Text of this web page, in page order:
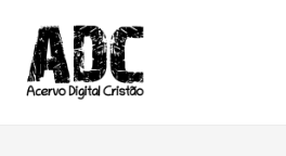
para
conteúdo